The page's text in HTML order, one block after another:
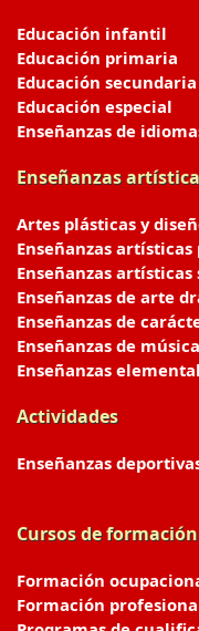
Educación infantil
Educación primaria
Educación secundaria
Educación especial
Enseñanzas de
Enseñanzas
Artes plásticas y
Enseñanzas
Enseñanzas
Enseñanzas de arte
Enseñanzas de
Enseñanzas de
Enseñanzas
Actividades
Enseñanzas
Cursos de
Formación
Formación